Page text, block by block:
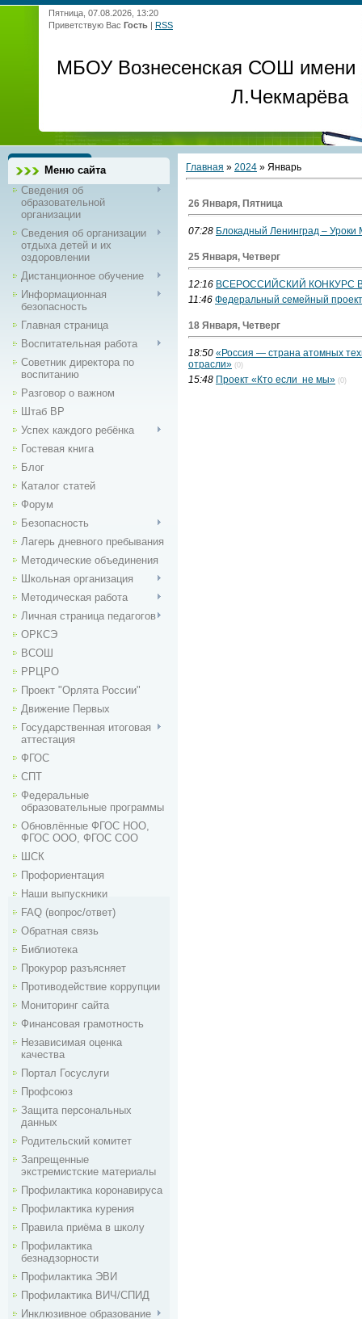
Пятница, 07.08.2026, 13:20
Приветствую Вас Гость | RSS
МБОУ Вознесенская СОШ имени
Л.Чекмарёва
Меню сайта
Сведения об
образовательной
организации
Сведения об организации
отдыха детей и их
оздоровлении
Дистанционное обучение
Информационная
безопасность
Главная страница
Воспитательная работа
Советник директора по
воспитанию
Разговор о важном
Штаб ВР
Успех каждого ребёнка
Гостевая книга
Блог
Каталог статей
Форум
Безопасность
Лагерь дневного пребывания
Методические объединения
Школьная организация
Методическая работа
Личная страница педагогов
ОРКСЭ
ВСОШ
РРЦРО
Проект "Орлята России"
Движение Первых
Государственная итоговая
аттестация
ФГОС
СПТ
Федеральные
образовательные программы
Обновлённые ФГОС НОО,
ФГОС ООО, ФГОС СОО
ШСК
Профориентация
Наши выпускники
FAQ (вопрос/ответ)
Обратная связь
Библиотека
Прокурор разъясняет
Противодействие коррупции
Мониторинг сайта
Финансовая грамотность
Независимая оценка
качества
Портал Госуслуги
Профсоюз
Защита персональных
данных
Родительский комитет
Запрещенные
экстремистские материалы
Профилактика коронавируса
Профилактика курения
Правила приёма в школу
Профилактика
безнадзорности
Профилактика ЭВИ
Профилактика ВИЧ/СПИД
Инклюзивное образование
Главная » 2024 » Январь
26 Января, Пятница
07:28 Блокадный Ленинград – Уроки
25 Января, Четверг
12:16 ВСЕРОССИЙСКИЙ КОНКУРС
11:46 Федеральный семейный
18 Января, Четверг
18:50 «Россия — страна атомных
отрасли» (0)
15:48 Проект «Кто если не мы» (0)